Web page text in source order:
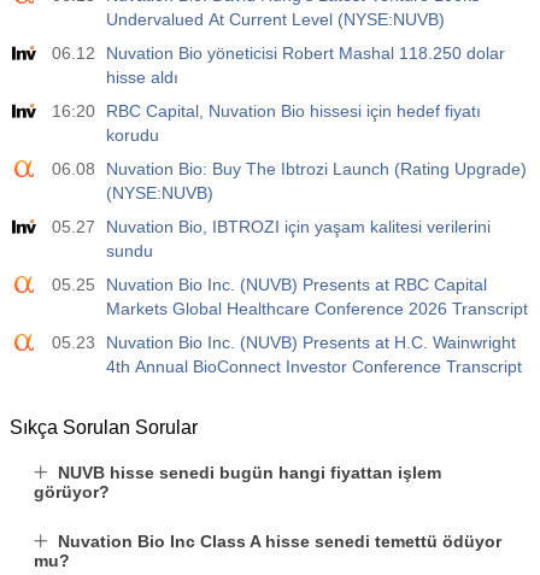
Undervalued At Current Level (NYSE:NUVB)
06.12
Nuvation Bio yöneticisi Robert Mashal 118.250 dolar
hisse aldı
16:20
RBC Capital, Nuvation Bio hissesi için hedef fiyatı
korudu
06.08
Nuvation Bio: Buy The Ibtrozi Launch (Rating Upgrade)
(NYSE:NUVB)
05.27
Nuvation Bio, IBTROZI için yaşam kalitesi verilerini
sundu
05.25
Nuvation Bio Inc. (NUVB) Presents at RBC Capital
Markets Global Healthcare Conference 2026 Transcript
05.23
Nuvation Bio Inc. (NUVB) Presents at H.C. Wainwright
4th Annual BioConnect Investor Conference Transcript
Sıkça Sorulan Sorular
NUVB hisse senedi bugün hangi fiyattan işlem
görüyor?
Nuvation Bio Inc Class A hisse senedi temettü ödüyor
mu?